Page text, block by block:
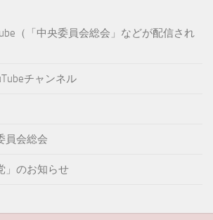
（「中央委員会総会」などが配信され
チャンネル
員会総会
」のお知らせ